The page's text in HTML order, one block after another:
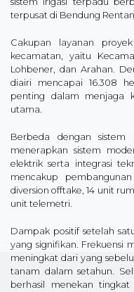
terpusat di Bendung
Cakupan layanan
kecamatan, yaitu
Lohbener, dan Arahan.
diairi mencapai 16.308
penting dalam menjaga
utama.
Berbeda dengan sistem
menerapkan sistem
elektrik serta integrasi
mencakup
diversion offtake, 14 unit
unit telemetri.
Dampak positif setelah
yang signifikan. Frekuensi
meningkat dari yang
tanam dalam setahun.
berhasil menekan tingkat